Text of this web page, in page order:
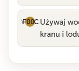
Używaj
kranu i